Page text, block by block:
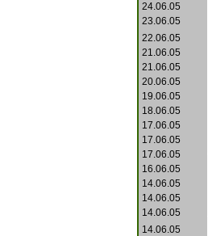
24.06.05
23.06.05
22.06.05
21.06.05
21.06.05
20.06.05
19.06.05
18.06.05
17.06.05
17.06.05
17.06.05
16.06.05
14.06.05
14.06.05
14.06.05
14.06.05